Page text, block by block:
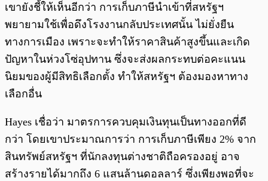
เขายังชี้ให้เห็นอีกว่า การเก็บภาษีนำเข้าที่สหรัฐฯ
พยายามใช้เพื่อดึงโรงงานกลับประเทศนั้น ไม่ยั่งยืน
ทางการเมือง เพราะจะทำให้ราคาสินค้าสูงขึ้นและเกิด
ปัญหาในห่วงโซ่อุปทาน ซึ่งจะส่งผลกระทบต่อคะแนน
นิยมของผู้มีสิทธิเลือกตั้ง ทำให้สหรัฐฯ ต้องมองหาทาง
เลือกอื่น
Hayes เชื่อว่า มาตรการควบคุมเงินทุนเป็นทางออกที่ดี
กว่า โดยเขาประมาณการว่า การเก็บภาษีเพียง 2% จาก
สินทรัพย์สหรัฐฯ ที่นักลงทุนต่างชาติถือครองอยู่ อาจ
สร้างรายได้มากถึง 6 แสนล้านดอลลาร์ ซึ่งเพียงพอที่จะ